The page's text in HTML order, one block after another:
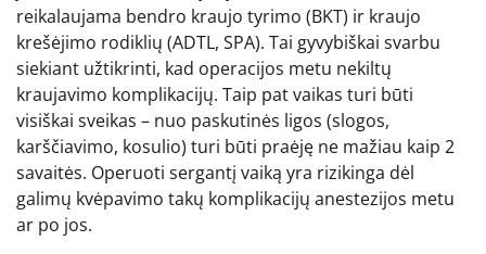
reikalaujama bendro kraujo tyrimo (BKT) ir kraujo
krešėjimo rodiklių (ADTL, SPA). Tai gyvybiškai svarbu
siekiant užtikrinti, kad operacijos metu nekiltų
kraujavimo komplikacijų. Taip pat vaikas turi būti
visiškai sveikas – nuo paskutinės ligos (slogos,
karščiavimo, kosulio) turi būti praėję ne mažiau kaip 2
savaitės. Operuoti sergantį vaiką yra rizikinga dėl
galimų kvėpavimo takų komplikacijų anestezijos metu
ar po jos.